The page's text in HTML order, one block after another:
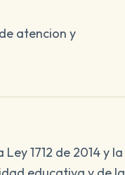
atencion y
1712 de 2014 y la